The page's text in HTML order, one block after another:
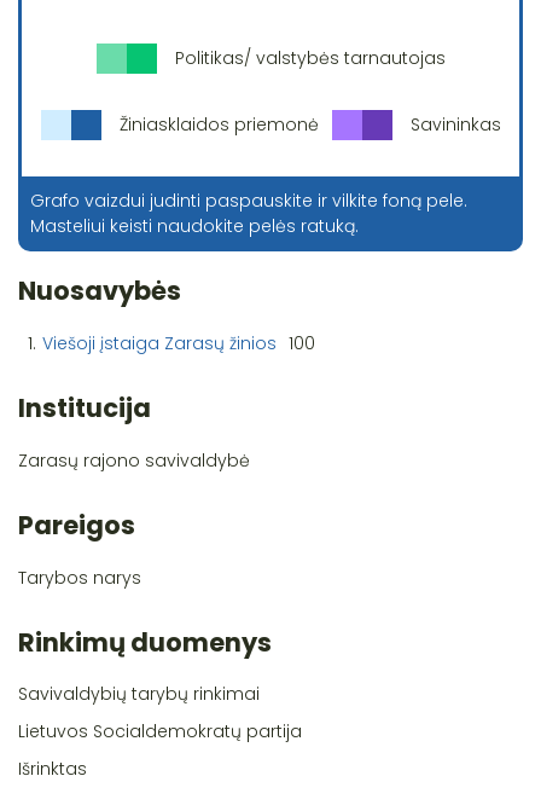
Politikas/ valstybės tarnautojas
Žiniasklaidos priemonė Savininkas
Grafo vaizdui judinti paspauskite ir vilkite foną pele.
Masteliui keisti naudokite pelės ratuką.
Nuosavybės
1. Viešoji įstaiga Zarasų žinios 100
Institucija
Zarasų rajono savivaldybė
Pareigos
Tarybos narys
Rinkimų duomenys
Savivaldybių tarybų rinkimai
Lietuvos Socialdemokratų partija
Išrinktas